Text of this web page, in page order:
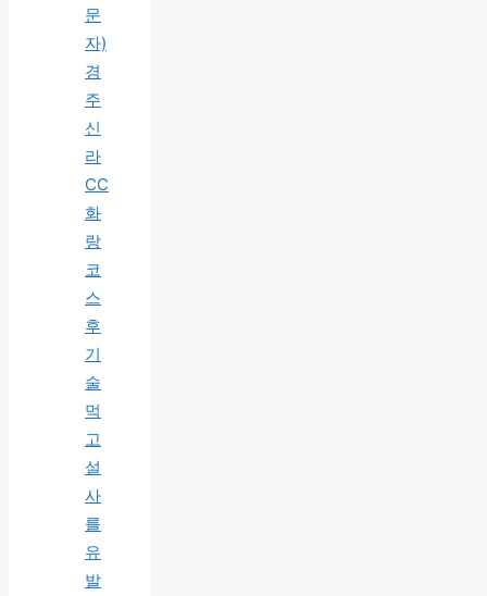
문
자)
경
주
신
라
CC
화
랑
코
스
후
기
술
먹
고
설
사
를
유
발